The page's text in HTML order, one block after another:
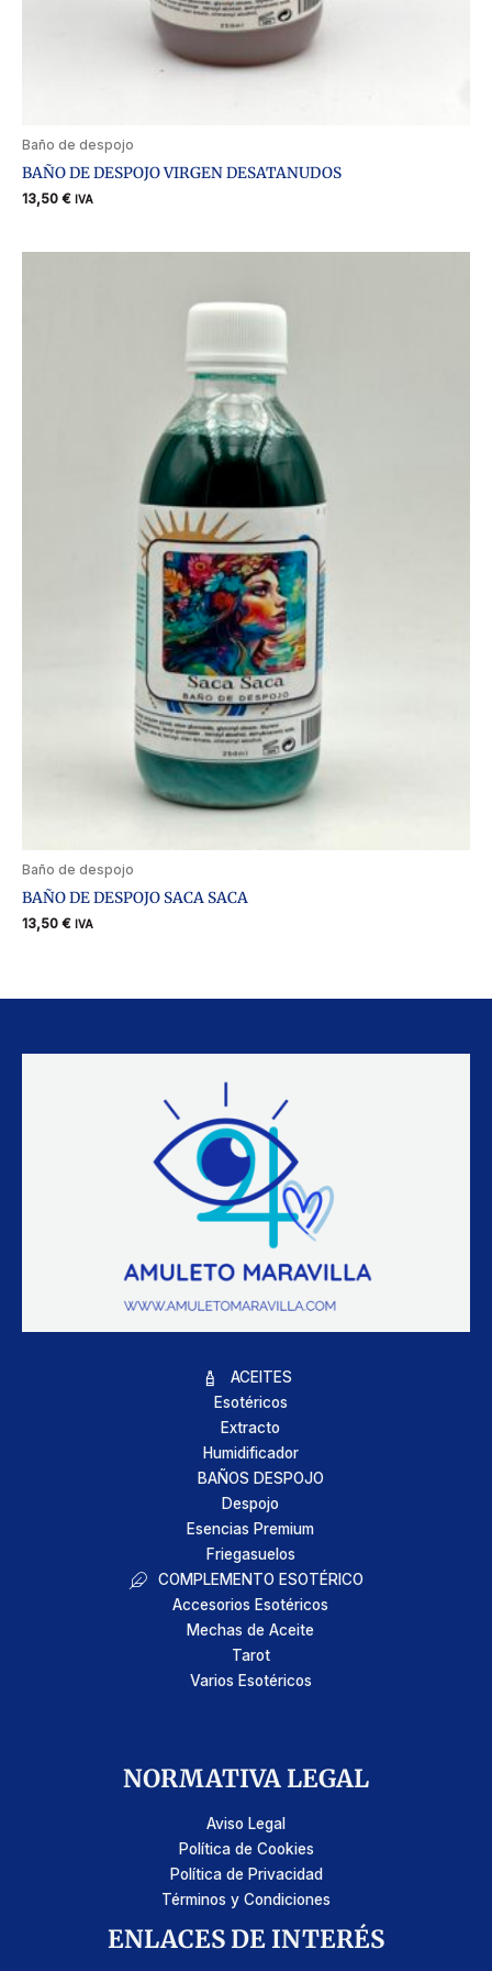
Baño de despojo
BAÑO DE DESPOJO VIRGEN DESATANUDOS
13,50 € IVA
Baño de despojo
BAÑO DE DESPOJO SACA SACA
13,50 € IVA
ACEITES
Esotéricos
Extracto
Humidificador
BAÑOS DESPOJO
Despojo
Esencias Premium
Friegasuelos
COMPLEMENTO ESOTÉRICO
Accesorios Esotéricos
Mechas de Aceite
Tarot
Varios Esotéricos
NORMATIVA LEGAL
Aviso Legal
Política de Cookies
Política de Privacidad
Términos y Condiciones
ENLACES DE INTERÉS